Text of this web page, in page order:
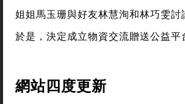
姐姐馬玉珊與好友林慧洵和林巧雯討
於是，決定成立物資交流贈送公益平
網站四度更新